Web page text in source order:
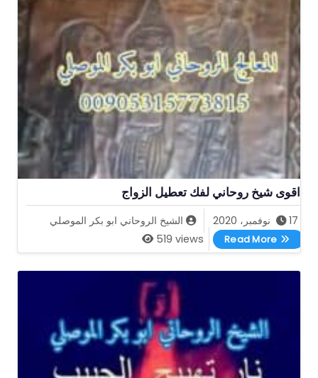
اقوى شيخ روحاني لفك تعطيل الزواج
17 نوفمبر، 2020
الشيخ الروحاني ابو بكر الموصلي
519 views
Read More
اقوى شيخ روحاني لفك تعطيل الزواج